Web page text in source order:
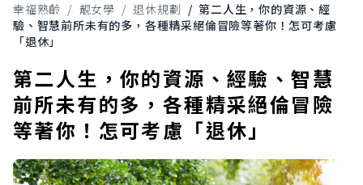
幸福熟齡 / 靚女學 / 退休規劃 / 第二人生，你的資源、經
驗、智慧前所未有的多，各種精采絕倫冒險等著你！怎可考慮
「退休」
第二人生，你的資源、經驗、智慧
前所未有的多，各種精采絕倫冒險
等著你！怎可考慮「退休」